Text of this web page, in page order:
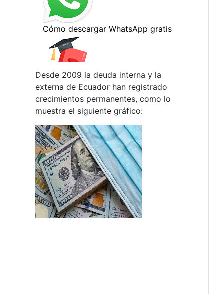
Desde 2009 la deuda interna y la
externa de Ecuador han registrado
crecimientos permanentes, como lo
muestra el siguiente gráfico: